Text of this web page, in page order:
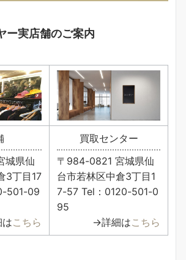
ー実店舗のご案内
城県仙
3丁目17
501-09
こちら
買取センター
〒984-0821 宮城県仙
台市若林区中倉3丁目1
7-57 Tel：0120-501-0
95
→詳細はこちら